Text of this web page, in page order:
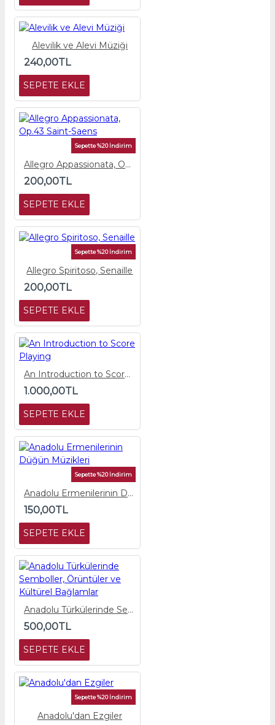
Alevilik ve Alevi Müziği
240,00TL
SEPETE EKLE
Sepette %20 İndirim
Allegro Appassionata, Op.43 Saint-Saens
200,00TL
SEPETE EKLE
Sepette %20 İndirim
Allegro Spiritoso, Senaille
200,00TL
SEPETE EKLE
An Introduction to Score Playing
1.000,00TL
SEPETE EKLE
Sepette %20 İndirim
Anadolu Ermenilerinin Düğün Müzikleri
150,00TL
SEPETE EKLE
Anadolu Türkülerinde Semboller, Örüntüler ve Kültürel Bağlamlar
500,00TL
SEPETE EKLE
Sepette %20 İndirim
Anadolu'dan Ezgiler